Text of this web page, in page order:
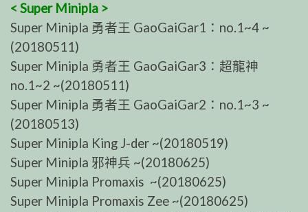
< Super Minipla >
Super Minipla 勇者王 GaoGaiGar1：no.1~4 ~
(20180511)
Super Minipla 勇者王 GaoGaiGar3：超龍神
no.1~2 ~(20180511)
Super Minipla 勇者王 GaoGaiGar2：no.1~3 ~
(20180513)
Super Minipla King J-der ~(20180519)
Super Minipla 邪神兵 ~(20180625)
Super Minipla Promaxis ~(20180625)
Super Minipla Promaxis Zee ~(20180625)